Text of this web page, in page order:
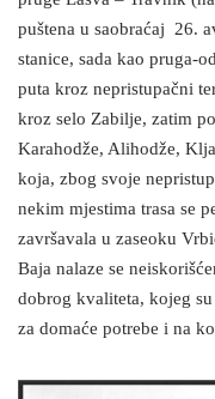
puštena u saobraćaj 26.
stanice, sada kao pruga-
puta kroz nepristupačni
kroz selo Zabilje, zatim
Karahodže, Alihodže,
koja, zbog svoje
nekim mjestima trasa se
završavala u zaseoku
Baja nalaze se
dobrog kvaliteta, kojeg
za domaće potrebe i na